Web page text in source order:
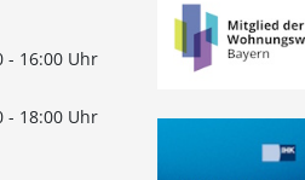
- 16:00 Uhr
- 18:00 Uhr